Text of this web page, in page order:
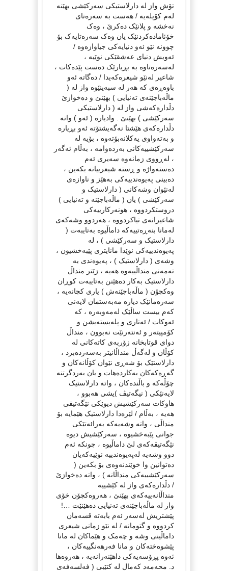
تۆش واز له‌ دارلاستیکى سه‌رکێشى بهێنه‌
لەم کۆپلەیە / هەست بە سەرەتای
نەخشە و پلانێک دەکرێ ، وەک
خۆئامادەکردنێک یان وەک سەرەتایەک بۆ
چوونە نێو ئەو دنیایەکی جیاوازەوە /
ئەویش دنیای عەشقێکی نوێیە ،
لەسەرەتاوە بە بڕیارێک دەست پێدەکات ،
شاعیر لەنێو شیعرەکەیدا / دەگاتە ئەو
باوەڕەی کە هەر لە سبەینێوە واز لە (
ماڵەباجێنەی تەنیایی ) بهێنێ و دەخوازێ
دڵدارەکەشی واز لە ( دارلاستیکی
سەرکێشی ) بهێنێ . وادیارە ( ئەو ) واتە
دڵدارەکەی هێشتا نەگەیشتۆتە ئەو بڕیارە
و بەتەواوی یەکلانەبۆتەوە ، بۆیە لە
سەرکێشییەکانی بەردەوامە ، بەڵام ئەگەر
، لەڕووی زمانەوە سەیری ئەم
دەستەواژە و ڕستە شیعرییانە بکەین ،
دەبینی پەیوەندییەکی بەهێز و ناوازەی
لەنێوان وشەکانی ( دارلاستیک و
سەرکێشی ) یان ( ماڵەباجێنە و تەنیایی )
دروستکردووە ، هونەرکارییەکی
شاعیرانەی تیاکردووە ، هەردوو وشەکەی
لەمانا بنەڕەتییەکە داماڵیوە بەتایبەت (
دارلاستیک و سەرکێشی ) ، لە
پەیوەندییەکی نوێدا مانایتری پێبەخشیون ،
وشەی ( دارلاستیک ) ، پەیوەندی بە
تەمەنی منداڵییەوە هەیە ، زێتر منداڵ
دارلاستیک بەکار دەهێنن بەتایبەت کوڕان
وەکچۆن ( ماڵەباجێنەش ) یاری کچانەیە ،
سەرەمانێک دیارە مەبەستمان لایەنی
کەم بیست ساڵێک لەمەوبەرە ، کە
ئەوکات / ئەتاری و پلەیستەیشن و
کۆمپیتەر و ئەنتەرنێت نەبوون ، منداڵ
دوای قوتابخانە زۆربەی کاتەکانی لە
کۆڵان و لەگەڵ منداڵانیتر بەسەردەبرد ،
دارلاستێک بۆ شەڕی نێوان کۆڵانەکان و
گەڕەکەکان بەکاردەهات و یان بەردگرتنە
چۆڵەکە و باڵندەکان ، واتە دارلاستیک
لایەنێکی ( نیگەتیڤ )یشی هەبوو ،
هاوکات سەرکێشیش دیوێکی نێگەتیڤی
هەیە ، بەڵام / لێرەدا دارلاستیک هێمایە بۆ
منداڵی ، واتە وشەیەکە بەرائەتێکی
جوانی پێبەخشیوە ، سەرکێشیش دیوە
نێگەتیڤەکەی لێ داماڵیوە ، چونکە ئەم
دوو وشەیە لەپەیوەندییە نوێیەکەیان
دەتوانین وا خوێندنەوەی بۆ بکەین (
سەرکێشییەکی منداڵانە ) ، واتە دەخوازێ
/ دڵدارەکەی واز لە کێشییە
منداڵانەییەکەی بهێنێ ، هەروەکچۆن خۆی
واز لە ماڵەباجێنەی تەنیایی دەهێنێت …!
پێشتریش لەسەر ئەم بابەتە قسەمان
کردووە و گتومانە / لە نێو زمانی شیعری
داماڵینی وشە و چەمک و هێماکان لە مانا
پێشوەختەکان و مانا فەرهەنگییەکان ،
ئەوە پڕۆسەیەکی داهێنەرانەیە ، هەروەها
د. محەمەد کەمال لە کتێبی ( فەلسەفەی